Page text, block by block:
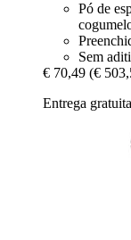
Pó de
Sem
€ 70,49 (€
Entrega